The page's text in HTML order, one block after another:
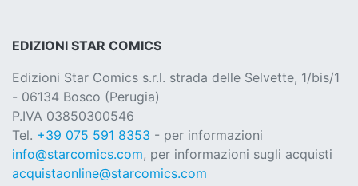
EDIZIONI STAR COMICS
Edizioni Star Comics s.r.l. strada delle Selvette, 1/bis/1
- 06134 Bosco (Perugia)
P.IVA 03850300546
Tel. +39 075 591 8353 - per informazioni
info@starcomics.com, per informazioni sugli acquisti
acquistaonline@starcomics.com